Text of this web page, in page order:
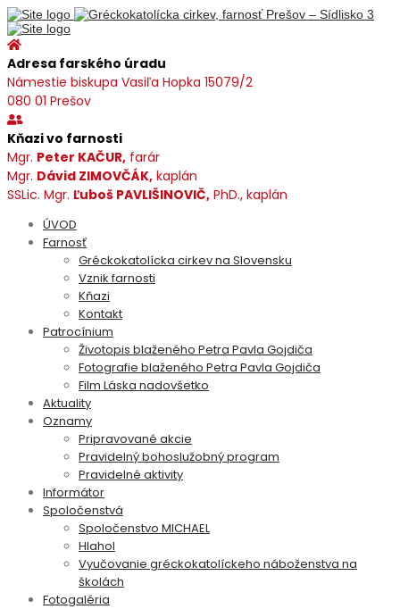
Adresa farského úradu
Námestie biskupa Vasiľa Hopka 15079/2
080 01 Prešov
Kňazi vo farnosti
Mgr. Peter KAČUR, farár
Mgr. Dávid ZIMOVČÁK, kaplán
SSLic. Mgr. Ľuboš PAVLIŠINOVIČ, PhD., kaplán
ÚVOD
Farnosť
Gréckokatolícka cirkev na Slovensku
Vznik farnosti
Kňazi
Kontakt
Patrocínium
Životopis blaženého Petra Pavla Gojdiča
Fotografie blaženého Petra Pavla Gojdiča
Film Láska nadovšetko
Aktuality
Oznamy
Pripravované akcie
Pravidelný bohoslužobný program
Pravidelné aktivity
Informátor
Spoločenstvá
Spoločenstvo MICHAEL
Hlahol
Vyučovanie gréckokatolíckeho náboženstva na
školách
Fotogaléria